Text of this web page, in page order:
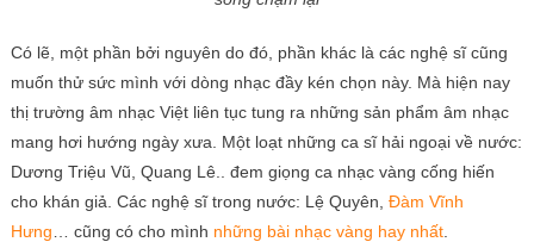
Có lẽ, một phần bởi nguyên do đó, phần khác là các nghệ sĩ cũng
muốn thử sức mình với dòng nhạc đầy kén chọn này. Mà hiện nay
thị trường âm nhạc Việt liên tục tung ra những sản phẩm âm nhạc
mang hơi hướng ngày xưa. Một loạt những ca sĩ hải ngoại về nước:
Dương Triệu Vũ, Quang Lê.. đem giọng ca nhạc vàng cống hiến
cho khán giả. Các nghệ sĩ trong nước: Lệ Quyên, Đàm Vĩnh
Hưng … cũng có cho mình những bài nhạc vàng hay nhất.